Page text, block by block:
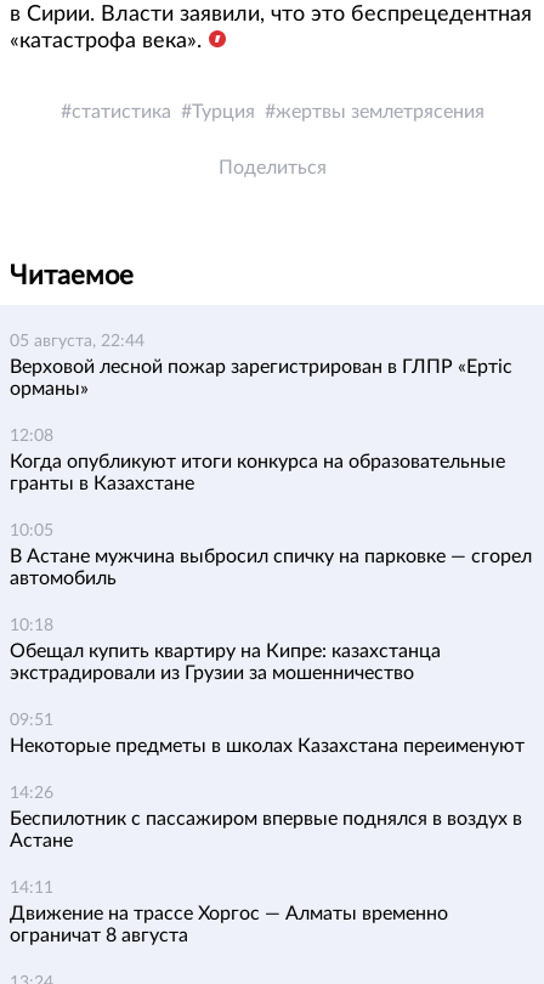
в Сирии. Власти заявили, что это беспрецедентная
«катастрофа века».
статистика Турция жертвы землетрясения
Поделиться
Читаемое
05 августа, 22:44
Верховой лесной пожар зарегистрирован в ГЛПР «Ертіс
орманы»
12:08
Когда опубликуют итоги конкурса на образовательные
гранты в Казахстане
10:05
В Астане мужчина выбросил спичку на парковке — сгорел
автомобиль
10:18
Обещал купить квартиру на Кипре: казахстанца
экстрадировали из Грузии за мошенничество
09:51
Некоторые предметы в школах Казахстана переименуют
14:26
Беспилотник с пассажиром впервые поднялся в воздух в
Астане
14:11
Движение на трассе Хоргос — Алматы временно
ограничат 8 августа